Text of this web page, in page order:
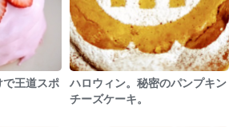
で王道スポ
ハロウィン。秘密のパンプキン
チーズケーキ。